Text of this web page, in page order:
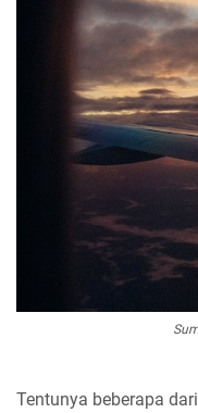
Tentunya beberapa